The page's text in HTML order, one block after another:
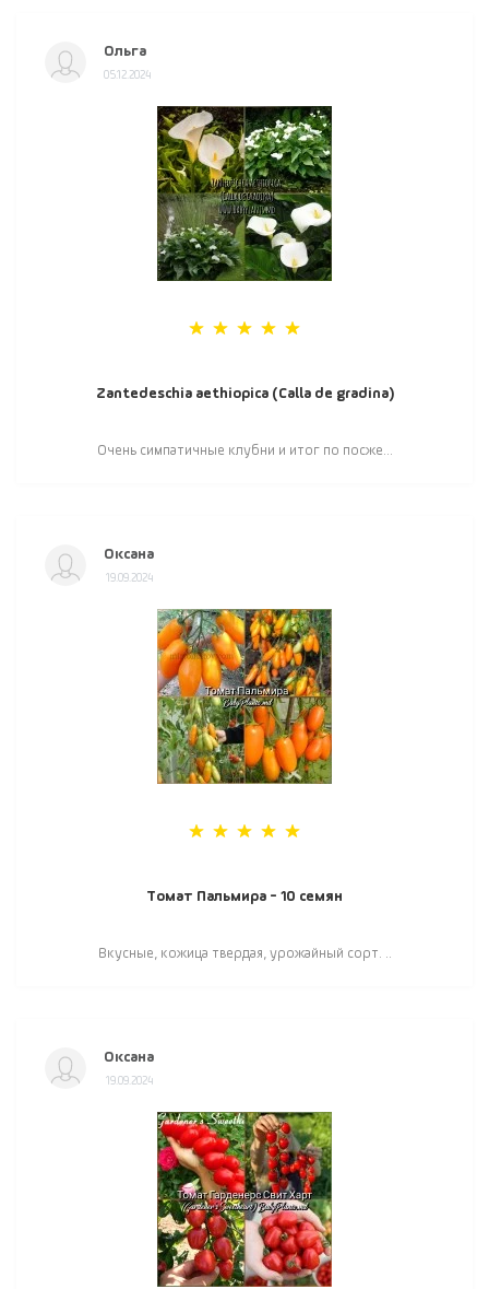
Ольга
05.12.2024
Zantedeschia aethiopica (Calla de gradina)
Очень симпатичные клубни и итог по посже...
Оксана
19.09.2024
Томат Пальмира - 10 семян
Вкусные, кожица твердая, урожайный сорт. ..
Оксана
19.09.2024